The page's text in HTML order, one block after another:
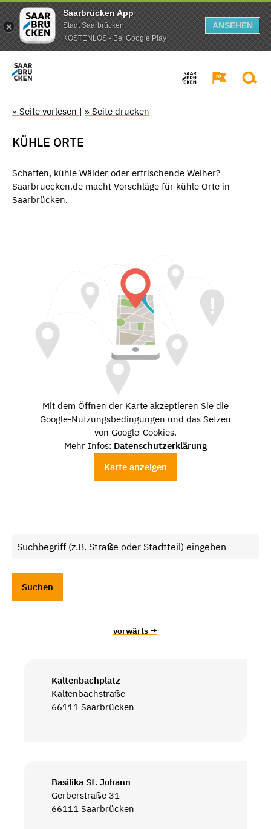
Saarbrücken App
Stadt Saarbrücken
KOSTENLOS - Bei Google Play
ANSEHEN
» Seite vorlesen | » Seite drucken
KÜHLE ORTE
Schatten, kühle Wälder oder erfrischende Weiher?
Saarbruecken.de macht Vorschläge für kühle Orte in
Saarbrücken.
Mit dem Öffnen der Karte akzeptieren Sie die
Google-Nutzungsbedingungen und das Setzen
von Google-Cookies.
Mehr Infos: Datenschutzerklärung
Karte anzeigen
vorwärts →
Kaltenbachplatz
Kaltenbachstraße
66111 Saarbrücken
Basilika St. Johann
Gerberstraße 31
66111 Saarbrücken